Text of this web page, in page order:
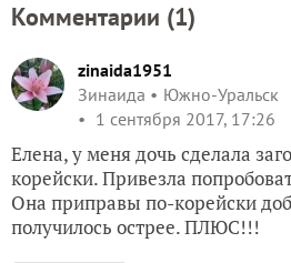
Комментарии (1)
zinaida1951
Зинаида
Южно-Уральск
1 сентября 2017, 17:26
Елена, у меня дочь сделала
корейски. Привезла
Она приправы по-корейски
получилось острее. ПЛЮС!!!